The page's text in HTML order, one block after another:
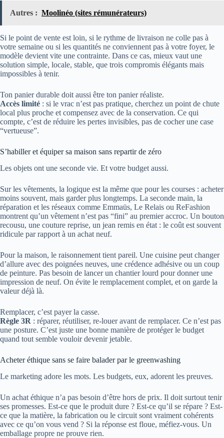
Autres : Moolinéo (sites rémunérateurs)
Si le point de vente est loin, si le rythme de livraison ne colle pas à
votre semaine ou si les quantités ne conviennent pas à votre foyer, le
modèle devient vite une contrainte. Dans ce cas, mieux vaut une
solution simple, locale, stable, que trois compromis élégants mais
impossibles à tenir.
Ton panier durable doit aussi être ton panier réaliste.
Accès limité : si le vrac n’est pas pratique, cherchez un point de chute
local plus proche et compensez avec de la conservation. Ce qui
compte, c’est de réduire les pertes invisibles, pas de cocher une case
“vertueuse”.
S’habiller et équiper sa maison sans repartir de zéro
Les objets ont une seconde vie. Et votre budget aussi.
Sur les vêtements, la logique est la même que pour les courses : acheter
moins souvent, mais garder plus longtemps. La seconde main, la
réparation et les réseaux comme Emmaüs, Le Relais ou ReFashion
montrent qu’un vêtement n’est pas “fini” au premier accroc. Un bouton
recousu, une couture reprise, un jean remis en état : le coût est souvent
ridicule par rapport à un achat neuf.
Pour la maison, le raisonnement tient pareil. Une cuisine peut changer
d’allure avec des poignées neuves, une crédence adhésive ou un coup
de peinture. Pas besoin de lancer un chantier lourd pour donner une
impression de neuf. On évite le remplacement complet, et on garde la
valeur déjà là.
Remplacer, c’est payer la casse.
Règle 3R : réparer, réutiliser, re-louer avant de remplacer. Ce n’est pas
une posture. C’est juste une bonne manière de protéger le budget
quand tout semble vouloir devenir jetable.
Acheter éthique sans se faire balader par le greenwashing
Le marketing adore les mots. Les budgets, eux, adorent les preuves.
Un achat éthique n’a pas besoin d’être hors de prix. Il doit surtout tenir
ses promesses. Est-ce que le produit dure ? Est-ce qu’il se répare ? Est-
ce que la matière, la fabrication ou le circuit sont vraiment cohérents
avec ce qu’on vous vend ? Si la réponse est floue, méfiez-vous. Un
emballage propre ne prouve rien.